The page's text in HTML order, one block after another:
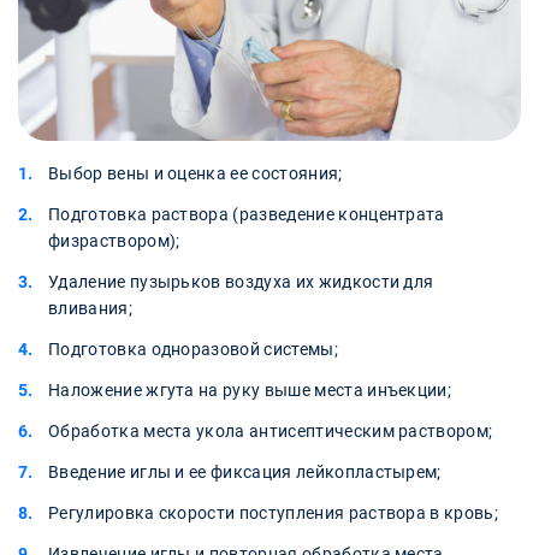
Выбор вены и оценка ее состояния;
Подготовка раствора (разведение концентрата
физраствором);
Удаление пузырьков воздуха их жидкости для
вливания;
Подготовка одноразовой системы;
Наложение жгута на руку выше места инъекции;
Обработка места укола антисептическим раствором;
Введение иглы и ее фиксация лейкопластырем;
Регулировка скорости поступления раствора в кровь;